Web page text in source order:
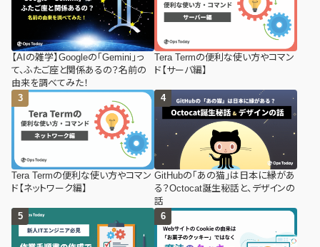
【AIの雑学】Googleの「Gemini」っ
て、ふたご座と関係あるの？名前の
由来を調べてみた！
Tera Termの便利な使い方やコマン
ド【サーバ編】
Tera Termの便利な使い方やコマン
ド【ネットワーク編】
GitHubの「あの猫」は日本に縁があ
る？Octocat誕生秘話と、デザインの
話